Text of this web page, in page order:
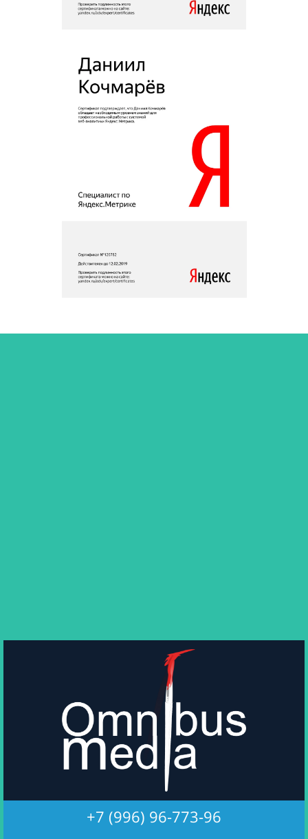
+7 (996) 96-773-96